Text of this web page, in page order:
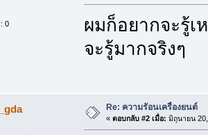
0
ผมก็อยากจะรู้
จะรู้มากจริงๆ
Re: ความรัอนเครื่องยนต์
« ตอบกลับ #2 เมื่อ: มิถุนายน